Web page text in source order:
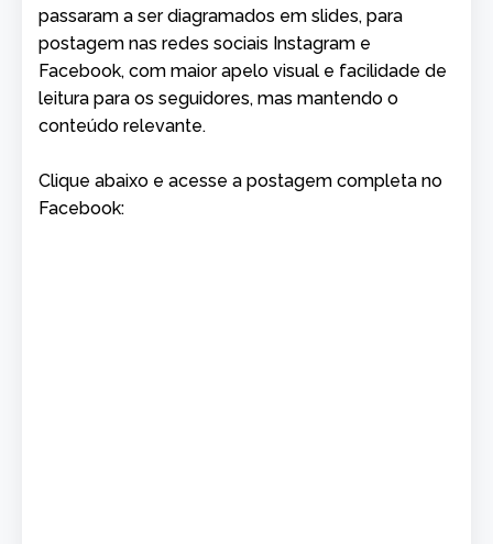
passaram a ser diagramados em slides, para
postagem nas redes sociais Instagram e
Facebook, com maior apelo visual e facilidade de
leitura para os seguidores, mas mantendo o
conteúdo relevante.
Clique abaixo e acesse a postagem completa no
Facebook: